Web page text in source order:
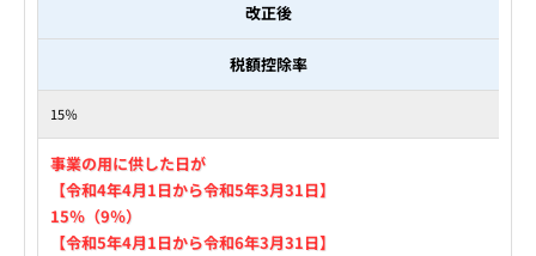
改正後
税額控除率
15％
事業の用に供した日が
【令和4年4月1日から令和5年3月31日】
15％（9％）
【令和5年4月1日から令和6年3月31日】